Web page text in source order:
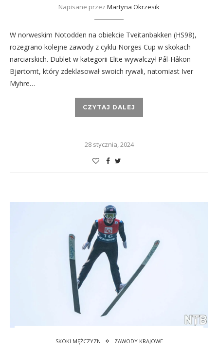
Napisane przez Martyna Okrzesik
W norweskim Notodden na obiekcie Tveitanbakken (HS98),
rozegrano kolejne zawody z cyklu Norges Cup w skokach
narciarskich. Dublet w kategorii Elite wywalczył Pål-Håkon
Bjørtomt, który zdeklasował swoich rywali, natomiast Iver
Myhre…
CZYTAJ DALEJ
28 stycznia, 2024
SKOKI MĘŻCZYZN ZAWODY KRAJOWE